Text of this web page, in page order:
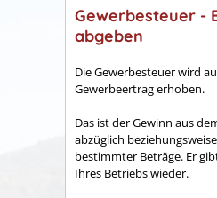
Gewerbesteuer -
abgeben
Die Gewerbesteuer wird
Gewerbeertrag erhoben.
Das ist der Gewinn aus
abzüglich
bestimmter Beträge. Er
Ihres Betriebs wieder.